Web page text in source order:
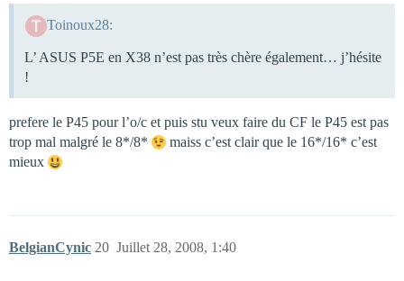
Toinoux28:
L’ ASUS P5E en X38 n’est pas très chère également… j’hésite
!
prefere le P45 pour l’o/c et puis stu veux faire du CF le P45 est pas
trop mal malgré le 8*/8*
maiss c’est clair que le 16*/16* c’est
mieux
BelgianCynic Juillet 28, 2008, 1:40
20